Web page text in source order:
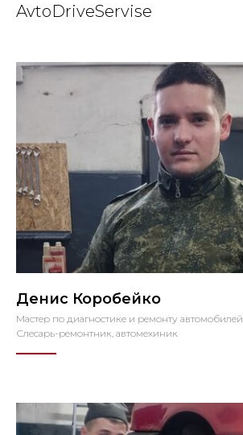
AvtoDriveServise
Денис Коробейко
Мастер по диагностике и ремонту автомобилей
Слесарь-ремонтник, автомехиник